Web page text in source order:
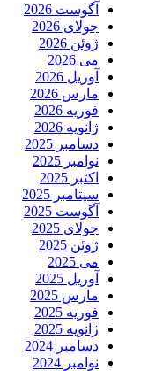
آگوست 2026
جولای 2026
ژوئن 2026
می 2026
آوریل 2026
مارس 2026
فوریه 2026
ژانویه 2026
دسامبر 2025
نوامبر 2025
اکتبر 2025
سپتامبر 2025
آگوست 2025
جولای 2025
ژوئن 2025
می 2025
آوریل 2025
مارس 2025
فوریه 2025
ژانویه 2025
دسامبر 2024
نوامبر 2024